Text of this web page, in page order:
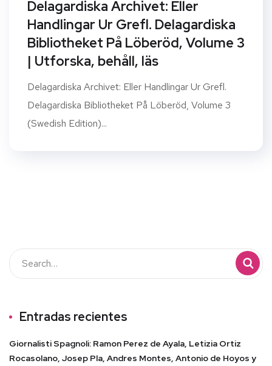
Delagardiska Archivet: Eller
Handlingar Ur Grefl. Delagardiska
Bibliotheket På Löberöd, Volume 3
| Utforska, behåll, läs
Delagardiska Archivet: Eller Handlingar Ur Grefl.
Delagardiska Bibliotheket På Löberöd, Volume 3
(Swedish Edition)...
Entradas recientes
Giornalisti Spagnoli: Ramon Perez de Ayala, Letizia Ortiz
Rocasolano, Josep Pla, Andres Montes, Antonio de Hoyos y